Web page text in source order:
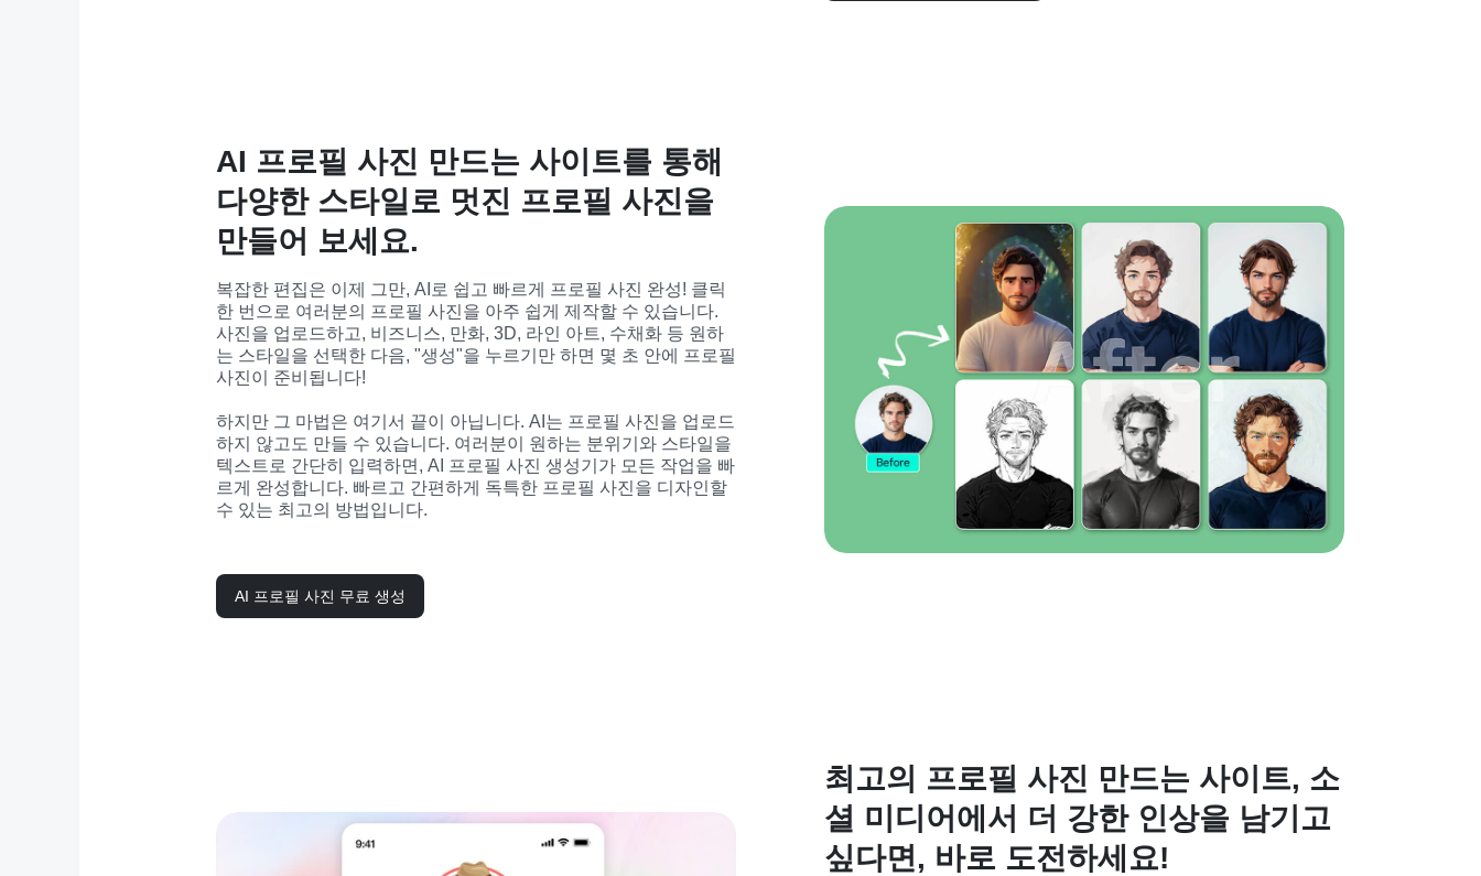
AI 프로필 사진 만드는 사이트를 통해
다양한 스타일로 멋진 프로필 사진을
만들어 보세요.
복잡한 편집은 이제 그만, AI로 쉽고 빠르게 프로필 사진 완성! 클릭
한 번으로 여러분의 프로필 사진을 아주 쉽게 제작할 수 있습니다.
사진을 업로드하고, 비즈니스, 만화, 3D, 라인 아트, 수채화 등 원하
는 스타일을 선택한 다음, "생성"을 누르기만 하면 몇 초 안에 프로필
사진이 준비됩니다!
하지만 그 마법은 여기서 끝이 아닙니다. AI는 프로필 사진을 업로드
하지 않고도 만들 수 있습니다. 여러분이 원하는 분위기와 스타일을
텍스트로 간단히 입력하면, AI 프로필 사진 생성기가 모든 작업을 빠
르게 완성합니다. 빠르고 간편하게 독특한 프로필 사진을 디자인할
수 있는 최고의 방법입니다.
AI 프로필 사진 무료 생성
최고의 프로필 사진 만드는 사이트, 소
셜 미디어에서 더 강한 인상을 남기고
싶다면, 바로 도전하세요!